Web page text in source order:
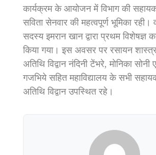
कार्यक्रम के आयोजन में विभाग की
सविता सेनवार की महत्वपूर्ण भूमिका रही।
सदस्य इमरान खान द्वारा प्रथम विशेषज्ञ
किया गया। इस अवसर पर रसायन शास्त्र
अतिथि विद्वान नंदिनी टेंभरे, मोनिका सोनी
गजभिये सहित महाविद्यालय के सभी
अतिथि विद्वान उपस्थित रहे।